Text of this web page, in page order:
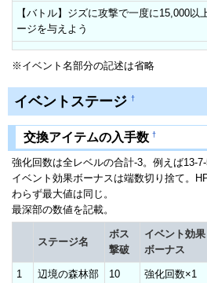
【バトル】ジズに攻撃で一度に15,000以
ージを与えよう
※イベント名部分の記述は省略
イベントステージ †
交換アイテムの入手数 †
強化回数は全レベルの合計-3。例えば13-7-
イベント効果ボーナスは端数切り捨て。
わらず最大値は同じ。
最深部の数値を記載。
ステージ名
ボス
撃破
イベント効果
ボーナス
1 辺境の森林部 10 強化回数×1